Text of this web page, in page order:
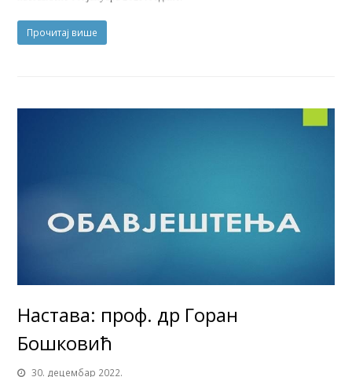
Прочитај више
Настава: проф. др Горан
Бошковић
30. децембар 2022.